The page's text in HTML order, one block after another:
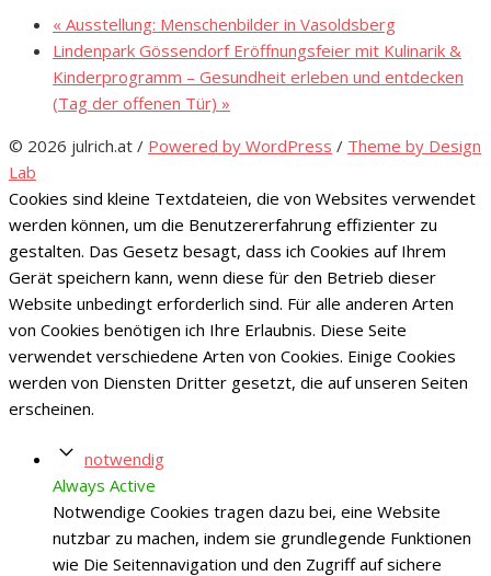
« Ausstellung: Menschenbilder in Vasoldsberg
Lindenpark Gössendorf Eröffnungsfeier mit Kulinarik &
Kinderprogramm – Gesundheit erleben und entdecken
(Tag der offenen Tür) »
© 2026 julrich.at / Powered by WordPress / Theme by Design
Lab
Cookies sind kleine Textdateien, die von Websites verwendet
werden können, um die Benutzererfahrung effizienter zu
gestalten. Das Gesetz besagt, dass ich Cookies auf Ihrem
Gerät speichern kann, wenn diese für den Betrieb dieser
Website unbedingt erforderlich sind. Für alle anderen Arten
von Cookies benötigen ich Ihre Erlaubnis. Diese Seite
verwendet verschiedene Arten von Cookies. Einige Cookies
werden von Diensten Dritter gesetzt, die auf unseren Seiten
erscheinen.
notwendig
Always Active
Notwendige Cookies tragen dazu bei, eine Website
nutzbar zu machen, indem sie grundlegende Funktionen
wie Die Seitennavigation und den Zugriff auf sichere